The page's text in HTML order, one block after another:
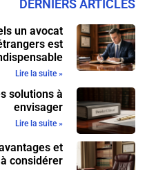
DERNIERS ARTICLES
un avocat
est
Lire la suite »
solutions à
envisager
Lire la suite »
et
considérer